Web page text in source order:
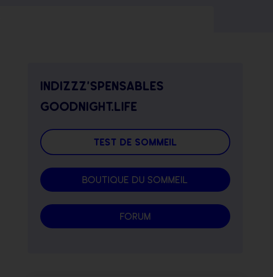
indizzz’spensables
goodnight.life
test de sommeil
boutique du sommeil
forum